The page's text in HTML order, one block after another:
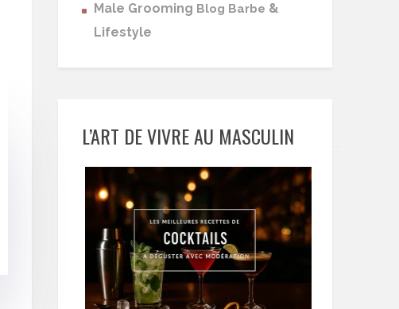
Male Grooming Blog Barbe &
Lifestyle
L’ART DE VIVRE AU MASCULIN